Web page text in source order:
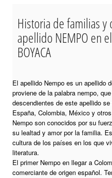
Historia de familias
apellido NEMPO en
BOYACA
El apellido Nempo es un apellido
proviene de la palabra nempo,
descendientes de este apellido
España, Colombia, México y
Nempo son conocidos por su
su lealtad y amor por la familia.
cultura de los países en los que
literatura.
El primer Nempo en llegar a
comerciante de origen español.